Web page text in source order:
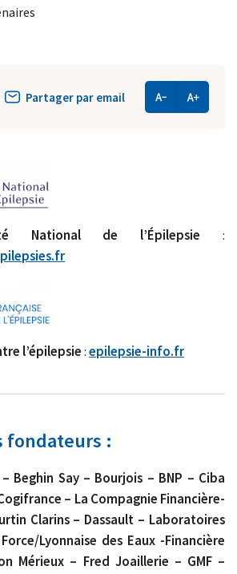
Partager par email
National de l’Épilepsie :
l’épilepsie:epilepsie-info.fr
fondateurs :
– Beghin Say – Bourjois – BNP – Ciba
– La Compagnie Financière-
Clarins – Dassault – Laboratoires
Lyonnaise des Eaux -Financière
Mérieux – Fred Joaillerie – GMF –